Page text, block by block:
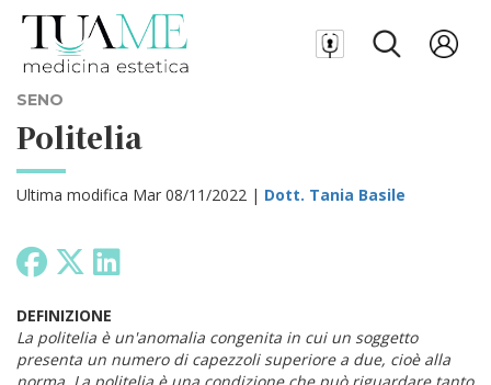
SENO
Politelia
Ultima modifica Mar 08/11/2022 | Dott. Tania Basile
DEFINIZIONE
La politelia è un'anomalia congenita in cui un soggetto
presenta un numero di capezzoli superiore a due, cioè alla